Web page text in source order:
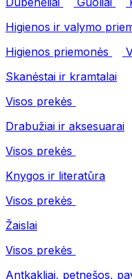
Higienos ir valymo
Higienos priemonės
Skanėstai ir kramtalai
Visos prekės
Drabužiai ir aksesuarai
Visos prekės
Knygos ir literatūra
Visos prekės
Žaislai
Visos prekės
Antkakliai, petnešos,